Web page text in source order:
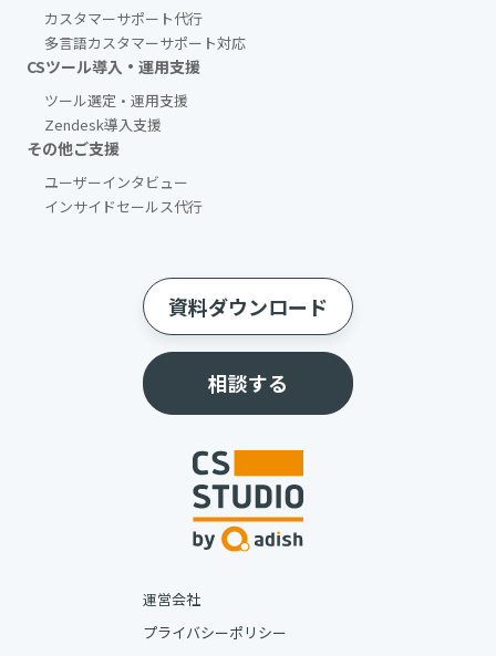
カスタマーサポート代行
多言語カスタマーサポート対応
CSツール導入・運用支援
ツール選定・運用支援
Zendesk導入支援
その他ご支援​
ユーザーインタビュー
インサイドセールス代行
資料ダウンロード
相談する
運営会社
プライバシーポリシー